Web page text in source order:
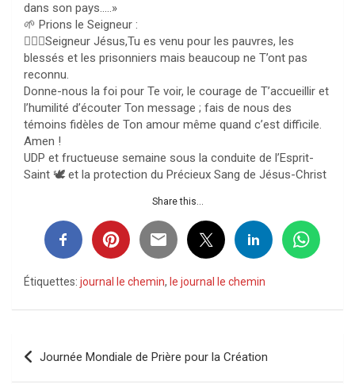
dans son pays…..»
🌱 Prions le Seigneur :
🙇🏻‍♀️Seigneur Jésus,Tu es venu pour les pauvres, les
blessés et les prisonniers mais beaucoup ne T’ont pas
reconnu.
Donne-nous la foi pour Te voir, le courage de T’accueillir et
l’humilité d’écouter Ton message ; fais de nous des
témoins fidèles de Ton amour même quand c’est difficile.
Amen !
UDP et fructueuse semaine sous la conduite de l’Esprit-
Saint 🕊️ et la protection du Précieux Sang de Jésus-Christ
Share this...
Étiquettes: journal le chemin, le journal le chemin
Navigation
de
Journée Mondiale de Prière pour la Création